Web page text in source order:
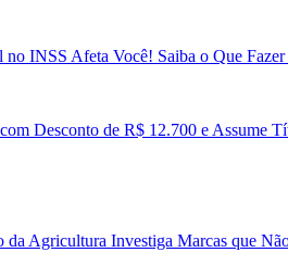
INSS Afeta Você! Saiba o Que
Desconto de R$ 12.700 e Assume
Agricultura Investiga Marcas que